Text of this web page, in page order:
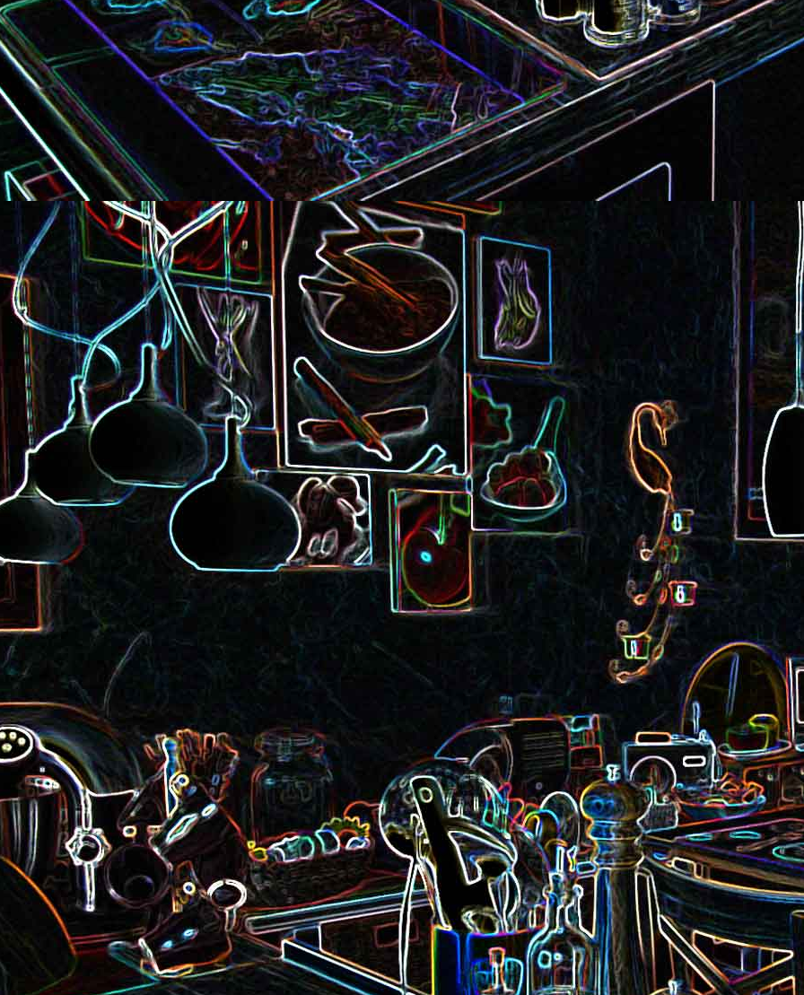
Croque-monsieur à la viande
des grisons, au Comté et aux
noix
Croque-madame aux
épinards et au gingembre Smoothie à l'orange et à la
mangue
Curry de pois
Tarte amandine
Pizza à la choucroute, aux
lardons et au cumin Crème de poivron aux noix Cake au saucisson
Baguette à la raclette, à la
roquette et aux graines de
courge Smoothie aux kiwis et à la
mangue
Gâteau au chocolat et au Pizza aux rillettes
Tarte à la pralinoise et aux
noisettes
Colombo de crevettes au lait
de coco Tarte aux pommes, au miel et
aux amandes
Choux de
chorizo et à la
2